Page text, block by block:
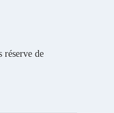
réserve de